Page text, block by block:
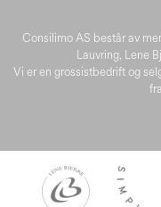
Consilimo AS består av
Lauvring, Lene
Vi er en grossistbedrift og